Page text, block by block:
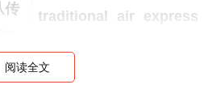
传
traditional air express
ground and into
阅读全文